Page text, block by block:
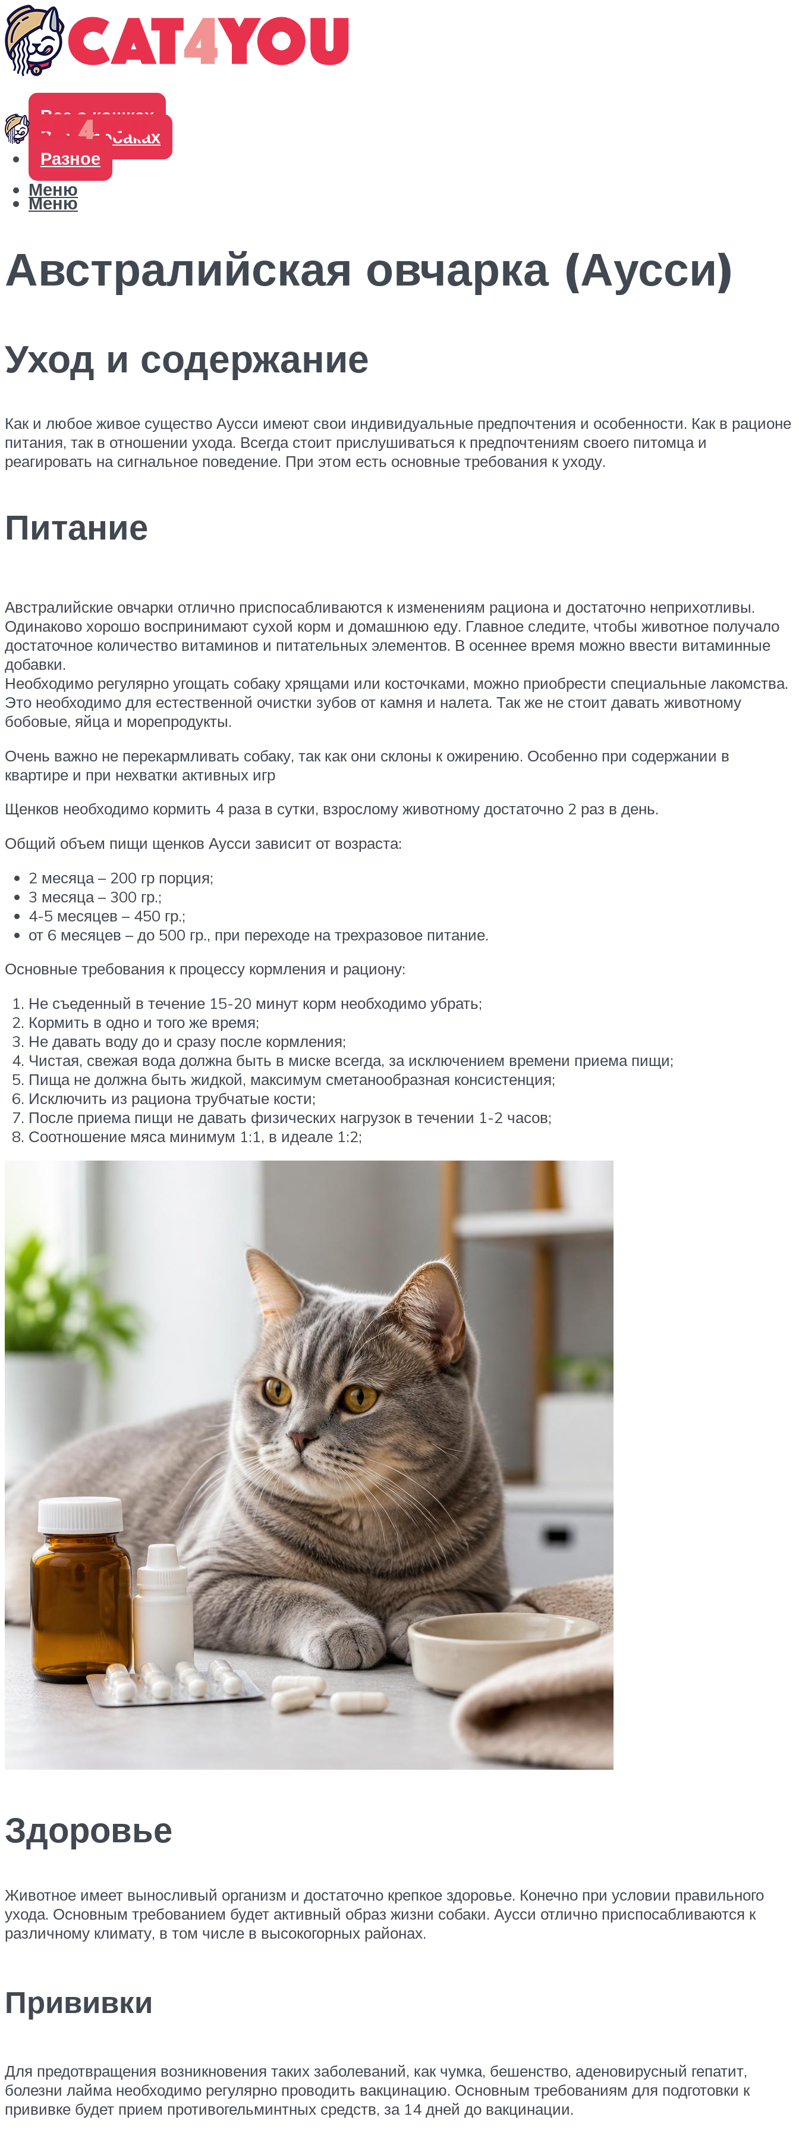
Все о кошках
Все о собаках
Разное
Меню
Меню
Австралийская овчарка (Аусси)
Уход и содержание
Как и любое живое существо Аусси имеют свои индивидуальные предпочтения и особенности. Как в рационе
питания, так в отношении ухода. Всегда стоит прислушиваться к предпочтениям своего питомца и
реагировать на сигнальное поведение. При этом есть основные требования к уходу.
Питание
Австралийские овчарки отлично приспосабливаются к изменениям рациона и достаточно неприхотливы.
Одинаково хорошо воспринимают сухой корм и домашнюю еду. Главное следите, чтобы животное получало
достаточное количество витаминов и питательных элементов. В осеннее время можно ввести витаминные
добавки.
Необходимо регулярно угощать собаку хрящами или косточками, можно приобрести специальные лакомства.
Это необходимо для естественной очистки зубов от камня и налета. Так же не стоит давать животному
бобовые, яйца и морепродукты.
Очень важно не перекармливать собаку, так как они склоны к ожирению. Особенно при содержании в
квартире и при нехватки активных игр
Щенков необходимо кормить 4 раза в сутки, взрослому животному достаточно 2 раз в день.
Общий объем пищи щенков Аусси зависит от возраста:
2 месяца – 200 гр порция;
3 месяца – 300 гр.;
4-5 месяцев – 450 гр.;
от 6 месяцев – до 500 гр., при переходе на трехразовое питание.
Основные требования к процессу кормления и рациону:
Не съеденный в течение 15-20 минут корм необходимо убрать;
Кормить в одно и того же время;
Не давать воду до и сразу после кормления;
Чистая, свежая вода должна быть в миске всегда, за исключением времени приема пищи;
Пища не должна быть жидкой, максимум сметанообразная консистенция;
Исключить из рациона трубчатые кости;
После приема пищи не давать физических нагрузок в течении 1-2 часов;
Соотношение мяса минимум 1:1, в идеале 1:2;
Здоровье
Животное имеет выносливый организм и достаточно крепкое здоровье. Конечно при условии правильного
ухода. Основным требованием будет активный образ жизни собаки. Аусси отлично приспосабливаются к
различному климату, в том числе в высокогорных районах.
Прививки
Для предотвращения возникновения таких заболеваний, как чумка, бешенство, аденовирусный гепатит,
болезни лайма необходимо регулярно проводить вакцинацию. Основным требованиям для подготовки к
прививке будет прием противогельминтных средств, за 14 дней до вакцинации.